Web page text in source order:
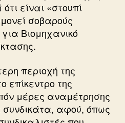
είναι «στουπί
σοβαρούς
Βιομηχανικό
περιοχή της
επίκεντρο της
μέρες αναμέτρησης
συνδικάτα, αφού, όπως